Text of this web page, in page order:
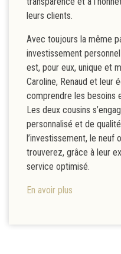
leurs clients.
Avec toujours la même
investissement
est, pour eux, unique et
Caroline, Renaud et leur
comprendre les besoins
Les deux cousins
personnalisé et de
l’investissement, le neuf
trouverez, grâce à leur
service optimisé.
En avoir plus